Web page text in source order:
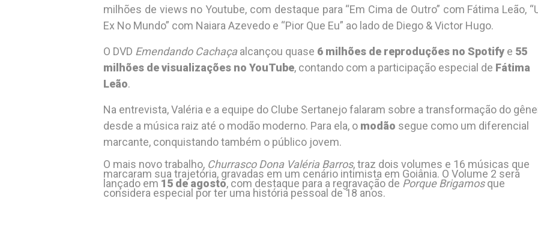
milhões de views no Youtube, com destaque para “Em Cima de Outro” com Fátima Leão,
Ex No Mundo” com Naiara Azevedo e “Pior Que Eu” ao lado de Diego & Victor Hugo.
O DVD Emendando Cachaça alcançou quase 6 milhões de reproduções no Spotify e 55
milhões de visualizações no YouTube, contando com a participação especial de Fátima
Leão.
Na entrevista, Valéria e a equipe do Clube Sertanejo falaram sobre a transformação do
desde a música raiz até o modão moderno. Para ela, o modão segue como um diferencial
marcante, conquistando também o público jovem.
O mais novo trabalho, Churrasco Dona Valéria Barros, traz dois volumes e 16 músicas que
marcaram sua trajetória, gravadas em um cenário intimista em Goiânia. O Volume 2 será
lançado em 15 de agosto, com destaque para a regravação de Porque Brigamos que
considera especial por ter uma história pessoal de 18 anos.